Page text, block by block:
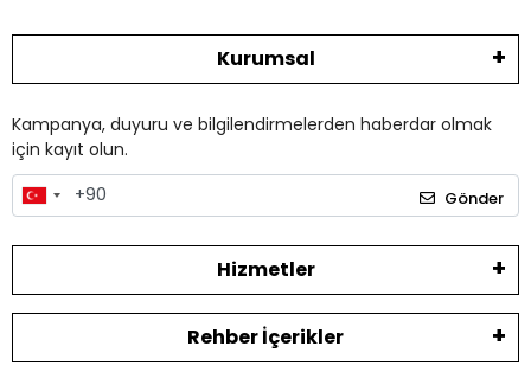
Kurumsal
Kampanya, duyuru ve bilgilendirmelerden haberdar olmak
için kayıt olun.
Gönder
Hizmetler
Rehber İçerikler